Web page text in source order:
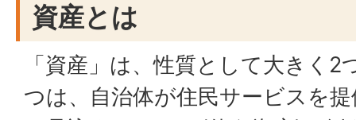
資産とは
「資産」は、性質として大きく
つは、自治体が住民サービスを